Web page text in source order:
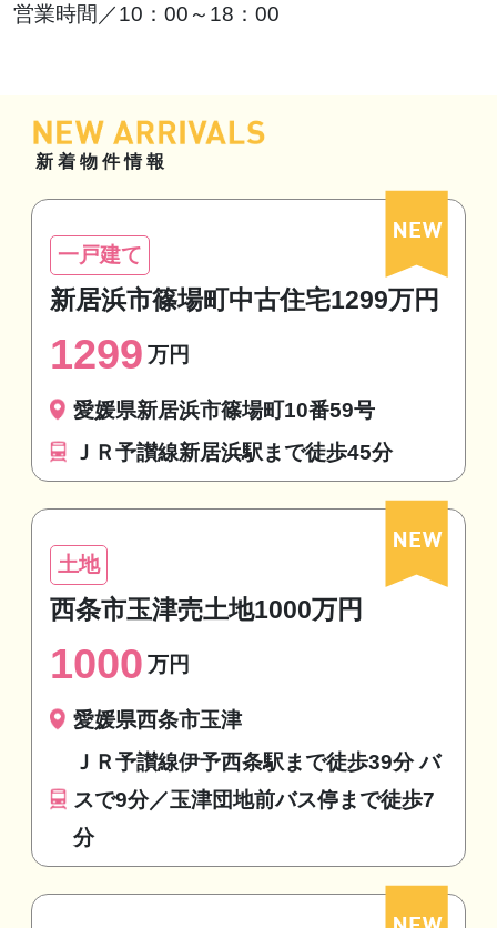
営業時間／10：00～18：00
新着物件情報
一戸建て
新居浜市篠場町中古住宅1299万円
1299 万円
愛媛県新居浜市篠場町10番59号
ＪＲ予讃線新居浜駅まで徒歩45分
土地
西条市玉津売土地1000万円
1000 万円
愛媛県西条市玉津
ＪＲ予讃線伊予西条駅まで徒歩39分 バ
スで9分／玉津団地前バス停まで徒歩7
分